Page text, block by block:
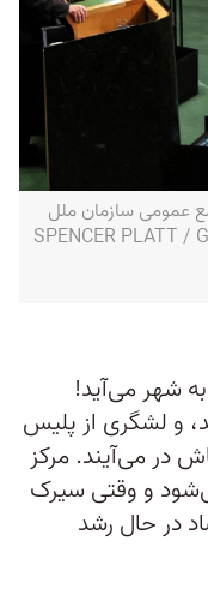
در مجمع عمومی سازمان ملل
- SPENCER PLATT /
شهر می‌آید!
و لشگری از پلیس
در می‌آیند. مرکز
و وقتی سیرک
در حال رشد